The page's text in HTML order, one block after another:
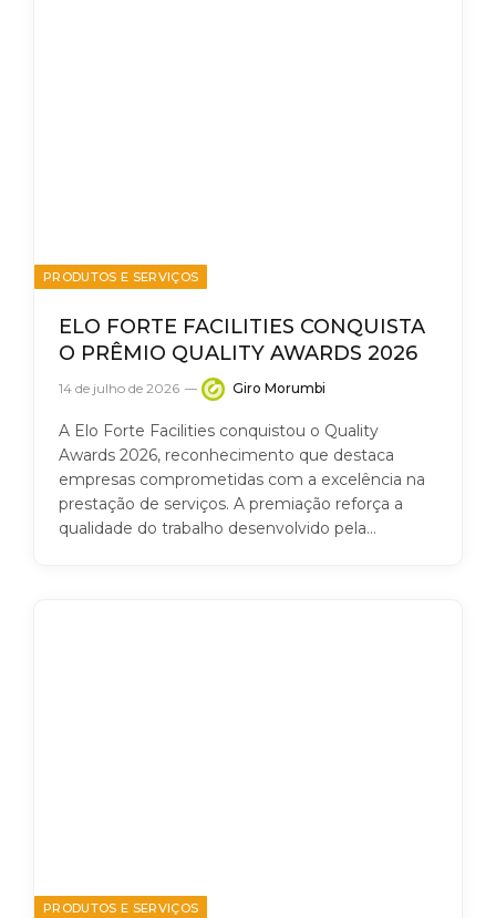
PRODUTOS E SERVIÇOS
ELO FORTE FACILITIES CONQUISTA
O PRÊMIO QUALITY AWARDS 2026
14 de julho de 2026 Giro Morumbi
A Elo Forte Facilities conquistou o Quality
Awards 2026, reconhecimento que destaca
empresas comprometidas com a excelência na
prestação de serviços. A premiação reforça a
qualidade do trabalho desenvolvido pela…
PRODUTOS E SERVIÇOS